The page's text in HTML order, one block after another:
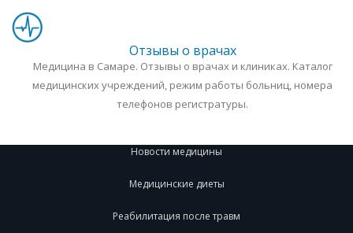
Отзывы о врачах
Медицина в Самаре. Отзывы о врачах и клиниках. Каталог
медицинских учреждений, режим работы больниц, номера
телефонов регистратуры.
Новости медицины
Медицинские диеты
Реабилитация после травм